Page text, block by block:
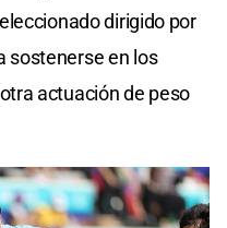
dirigido por
sostenerse en los
actuación de peso